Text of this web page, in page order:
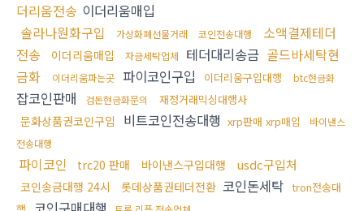
더리움전송 이더리움매입
솔라나원화구입
가상화폐선물거래 코인전송대행
소액결제테더
전송
이더리움매입 자금세탁업체 테더대리송금 골드바세탁현
금화
이더리움파는곳 파이코인구입 이더리움구입대행 btc현금화
잡코인판매 검돈현금화문의 재정거래믹싱대행사
문화상품권코인구입 비트코인전송대행 xrp판매 xrp매입
바이낸스
전송대행
파이코인 trc20 판매 바이낸스구입대행 usdc구입처
코인송금대행 24시 롯데상품권테더전환 코인돈세탁 tron전송대